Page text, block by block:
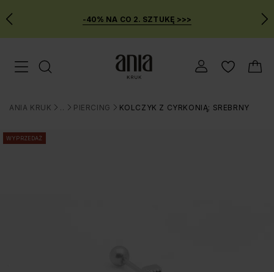
Przejdź
do
MENU
-40% NA CO 2. SZTUKĘ >>>
Menu mobilne
ANIA KRUK
>
BIŻUTERIA
>
PIERCING
>
KOLCZYK Z CYRKONIĄ; SREBRNY
WYPRZEDAŻ